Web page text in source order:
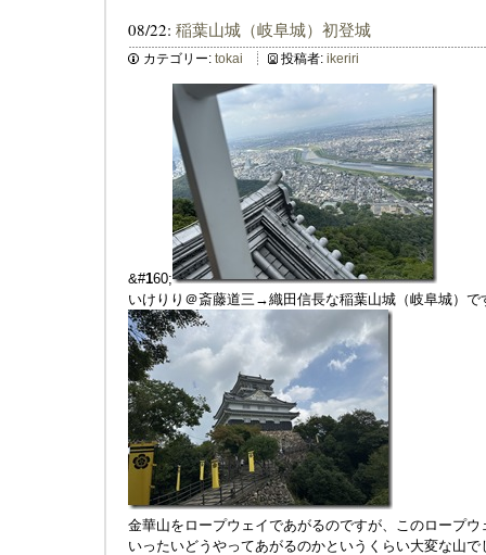
08/22: 稲葉山城（岐阜城）初登城
カテゴリー: tokai 投稿者: ikeriri
&#160;
いけりり＠斎藤道三→織田信長な稲葉山城（岐阜城）で
金華山をロープウェイであがるのですが、このロープウ
いったいどうやってあがるのかというくらい大変な山で